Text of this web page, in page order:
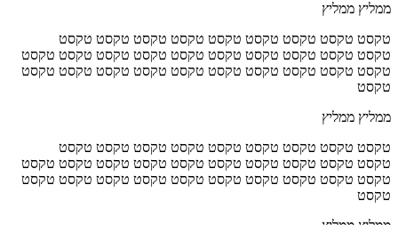
ממליץ ממליץ
טקסט טקסט טקסט טקסט טקסט טקסט טקסט טקסט טקסט
טקסט טקסט טקסט טקסט טקסט טקסט טקסט טקסט טקסט טקסט
טקסט טקסט טקסט טקסט טקסט טקסט טקסט טקסט טקסט טקסט
טקסט
ממליץ ממליץ
טקסט טקסט טקסט טקסט טקסט טקסט טקסט טקסט טקסט
טקסט טקסט טקסט טקסט טקסט טקסט טקסט טקסט טקסט טקסט
טקסט טקסט טקסט טקסט טקסט טקסט טקסט טקסט טקסט טקסט
טקסט